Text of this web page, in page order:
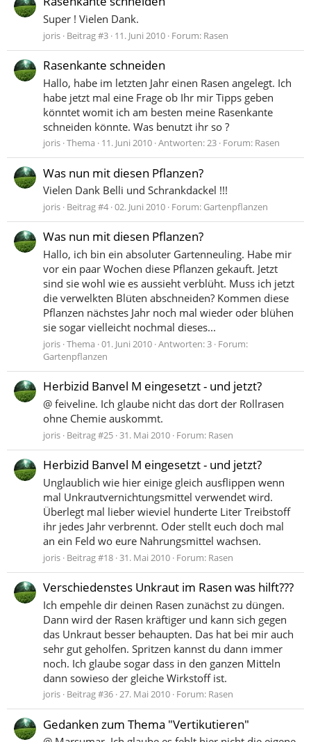
Super ! Vielen Dank.
joris Beitrag #3 11. Juni 2010 Forum: Rasen
Rasenkante schneiden
Hallo, habe im letzten Jahr einen Rasen angelegt. Ich
habe jetzt mal eine Frage ob Ihr mir Tipps geben
könntet womit ich am besten meine Rasenkante
schneiden könnte. Was benutzt ihr so ?
joris Thema 11. Juni 2010 Antworten: 23 Forum: Rasen
Was nun mit diesen Pflanzen?
Vielen Dank Belli und Schrankdackel !!!
joris Beitrag #4 02. Juni 2010 Forum: Gartenpflanzen
Was nun mit diesen Pflanzen?
Hallo, ich bin ein absoluter Gartenneuling. Habe mir
vor ein paar Wochen diese Pflanzen gekauft. Jetzt
sind sie wohl wie es aussieht verblüht. Muss ich jetzt
die verwelkten Blüten abschneiden? Kommen diese
Pflanzen nächstes Jahr noch mal wieder oder blühen
sie sogar vielleicht nochmal dieses...
joris Thema 01. Juni 2010 Antworten: 3 Forum:
Gartenpflanzen
Herbizid Banvel M eingesetzt - und jetzt?
@ feiveline. Ich glaube nicht das dort der Rollrasen
ohne Chemie auskommt.
joris Beitrag #25 31. Mai 2010 Forum: Rasen
Herbizid Banvel M eingesetzt - und jetzt?
Unglaublich wie hier einige gleich ausflippen wenn
mal Unkrautvernichtungsmittel verwendet wird.
Überlegt mal lieber wieviel hunderte Liter Treibstoff
ihr jedes Jahr verbrennt. Oder stellt euch doch mal
an ein Feld wo eure Nahrungsmittel wachsen.
joris Beitrag #18 31. Mai 2010 Forum: Rasen
Verschiedenstes Unkraut im Rasen was hilft???
Ich empehle dir deinen Rasen zunächst zu düngen.
Dann wird der Rasen kräftiger und kann sich gegen
das Unkraut besser behaupten. Das hat bei mir auch
sehr gut geholfen. Spritzen kannst du dann immer
noch. Ich glaube sogar dass in den ganzen Mitteln
dann sowieso der gleiche Wirkstoff ist.
joris Beitrag #36 27. Mai 2010 Forum: Rasen
Gedanken zum Thema "Vertikutieren"